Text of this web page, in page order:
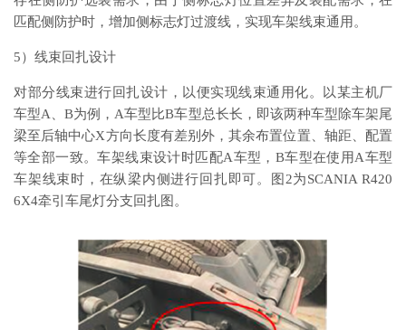
匹配侧防护时，增加侧标志灯过渡线，实现车架线束通用。
5）线束回扎设计
对部分线束进行回扎设计，以便实现线束通用化。以某主机厂
车型A、B为例，A车型比B车型总长长，即该两种车型除车架尾
梁至后轴中心X方向长度有差别外，其余布置位置、轴距、配置
等全部一致。车架线束设计时匹配A车型，B车型在使用A车型
车架线束时，在纵梁内侧进行回扎即可。图2为SCANIA R420
6X4牵引车尾灯分支回扎图。